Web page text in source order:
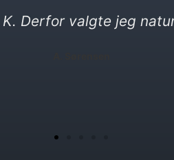
e-mail må gerne være